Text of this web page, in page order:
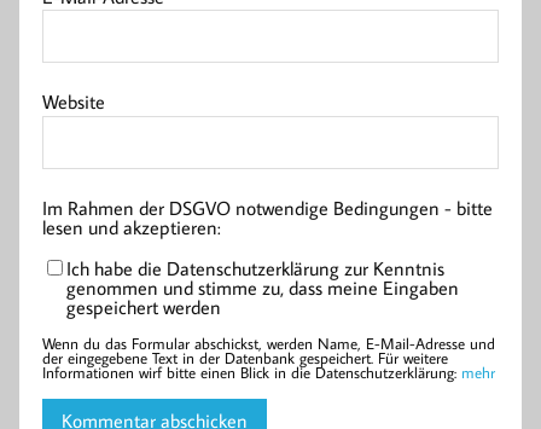
Website
Im Rahmen der DSGVO notwendige Bedingungen - bitte
lesen und akzeptieren:
Ich habe die Datenschutzerklärung zur Kenntnis
genommen und stimme zu, dass meine Eingaben
gespeichert werden
Wenn du das Formular abschickst, werden Name, E-Mail-Adresse und
der eingegebene Text in der Datenbank gespeichert. Für weitere
Informationen wirf bitte einen Blick in die Datenschutzerklärung: mehr